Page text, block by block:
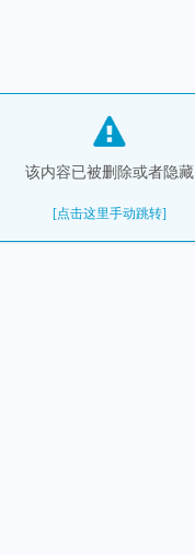
该内容已被删除或者隐藏
[点击这里手动跳转]